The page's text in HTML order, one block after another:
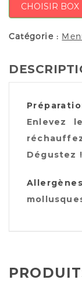
CHOISIR BOX
Catégorie :
Enlevez
Dégustez !